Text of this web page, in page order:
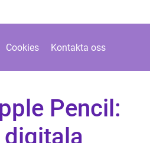
Cookies Kontakta oss
Pencil: